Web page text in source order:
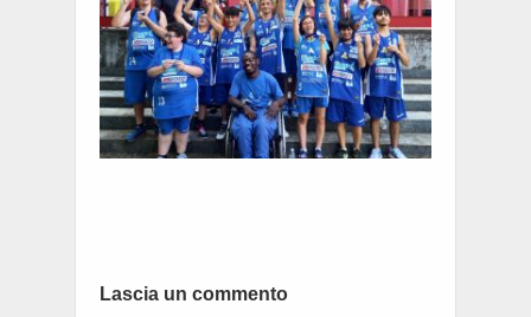
Lascia un commento